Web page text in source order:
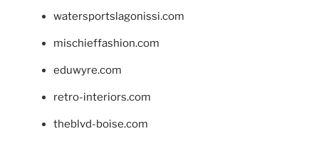
watersportslagonissi.com
mischieffashion.com
eduwyre.com
retro-interiors.com
theblvd-boise.com